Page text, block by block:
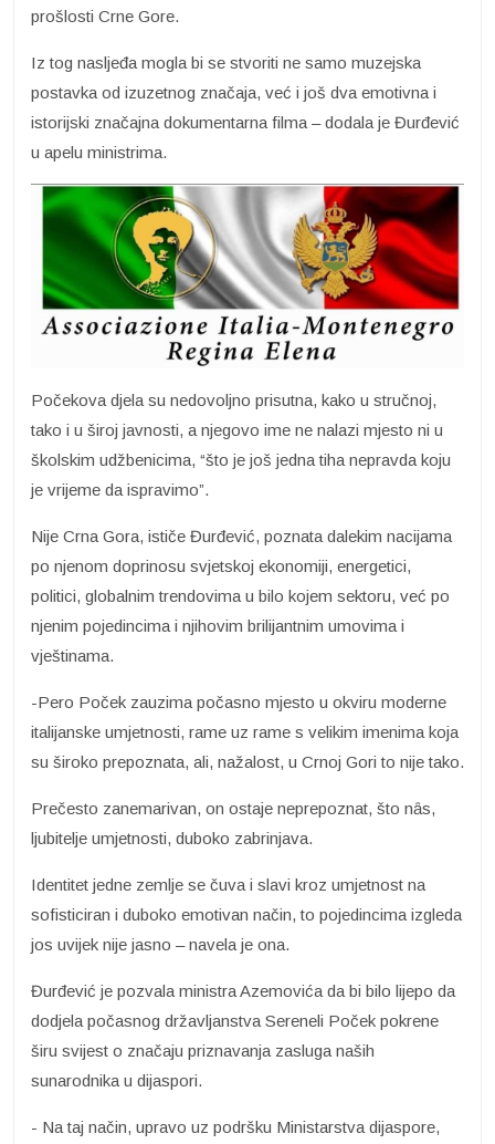
prošlosti Crne Gore.
Iz tog nasljeđa mogla bi se stvoriti ne samo muzejska
postavka od izuzetnog značaja, već i još dva emotivna i
istorijski značajna dokumentarna filma – dodala je Đurđević
u apelu ministrima.
Počekova djela su nedovoljno prisutna, kako u stručnoj,
tako i u široj javnosti, a njegovo ime ne nalazi mjesto ni u
školskim udžbenicima, “što je još jedna tiha nepravda koju
je vrijeme da ispravimo”.
Nije Crna Gora, ističe Đurđević, poznata dalekim nacijama
po njenom doprinosu svjetskoj ekonomiji, energetici,
politici, globalnim trendovima u bilo kojem sektoru, već po
njenim pojedincima i njihovim brilijantnim umovima i
vještinama.
-Pero Poček zauzima počasno mjesto u okviru moderne
italijanske umjetnosti, rame uz rame s velikim imenima koja
su široko prepoznata, ali, nažalost, u Crnoj Gori to nije tako.
Prečesto zanemarivan, on ostaje neprepoznat, što nȃs,
ljubitelje umjetnosti, duboko zabrinjava.
Identitet jedne zemlje se čuva i slavi kroz umjetnost na
sofisticiran i duboko emotivan način, to pojedincima izgleda
jos uvijek nije jasno – navela je ona.
Đurđević je pozvala ministra Azemovića da bi bilo lijepo da
dodjela počasnog državljanstva Sereneli Poček pokrene
širu svijest o značaju priznavanja zasluga naših
sunarodnika u dijaspori.
- Na taj način, upravo uz podršku Ministarstva dijaspore,